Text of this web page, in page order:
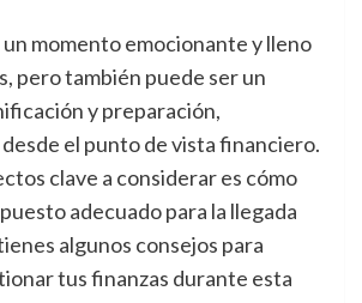
un momento emocionante y lleno
pero también puede ser un
y preparación,
el punto de vista financiero.
clave a considerar es cómo
adecuado para la llegada
algunos consejos para
tus finanzas durante esta